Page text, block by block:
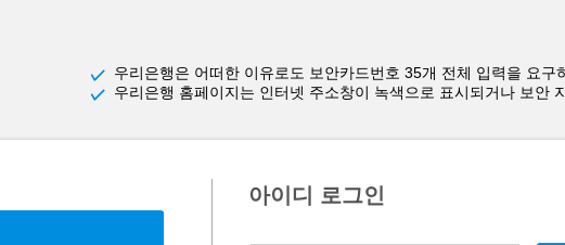
우리은행은 어떠한 이유로도 보안카드번호 35개 전체 입력을 요구
우리은행 홈페이지는 인터넷 주소창이 녹색으로 표시되거나 보안
아이디 로그인